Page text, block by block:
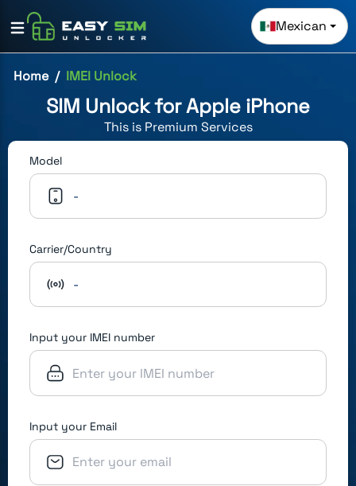
Mexican
Home IMEI Unlock
SIM Unlock forApple iPhone
This is Premium Services
Model
-
Carrier/Country
-
Input your IMEI number
Input your Email